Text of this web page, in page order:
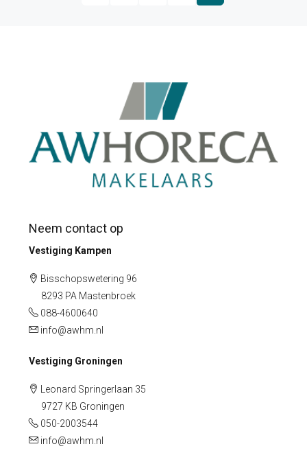
Neem contact op
Vestiging Kampen
Bisschopswetering 96
8293 PA Mastenbroek
088-4600640
info@awhm.nl
Vestiging Groningen
Leonard Springerlaan 35
9727 KB Groningen
050-2003544
info@awhm.nl